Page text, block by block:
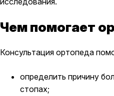
Чем помогает
Консультация ортопеда
определить причину
стопах;